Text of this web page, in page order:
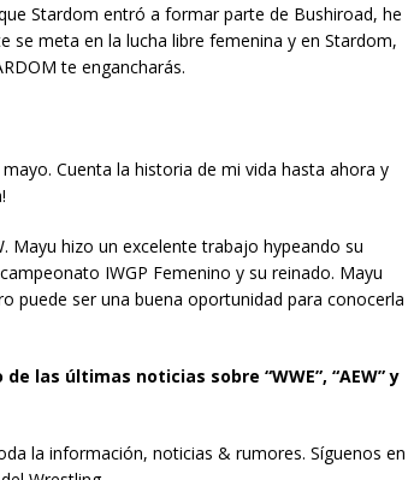
Stardom entró a formar parte de Bushiroad, he
se meta en la lucha libre femenina y en Stardom,
te engancharás.
Cuenta la historia de mi vida hasta ahora y
Mayu hizo un excelente trabajo hypeando su
IWGP Femenino y su reinado. Mayu
puede ser una buena oportunidad para conocerla
las últimas noticias sobre “WWE”, “AEW” y
la información, noticias & rumores. Síguenos en